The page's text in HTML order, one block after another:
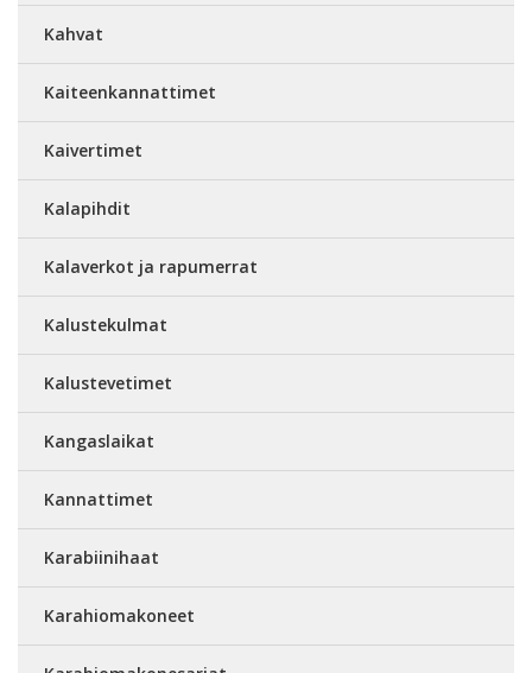
Kahvat
Kaiteenkannattimet
Kaivertimet
Kalapihdit
Kalaverkot ja rapumerrat
Kalustekulmat
Kalustevetimet
Kangaslaikat
Kannattimet
Karabiinihaat
Karahiomakoneet